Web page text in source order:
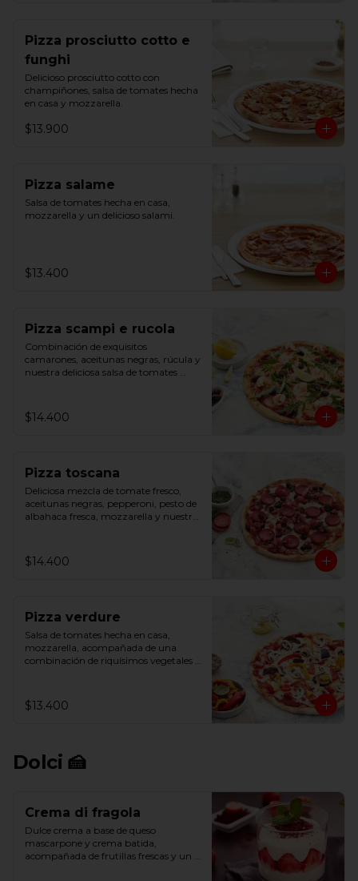
Pizza prosciutto cotto e
funghi
Delicioso prosciutto cotto con
champiñones, salsa de tomates hecha
en casa y mozzarella.
$13.900
Pizza salame
Salsa de tomates hecha en casa,
mozzarella y un delicioso salami.
$13.400
Pizza scampi e rucola
Combinación de exquisitos
camarones, aceitunas negras, rúcula y
nuestra deliciosa salsa de tomates
$14.400
Pizza toscana
Deliciosa mezcla de tomate fresco,
aceitunas negras, pepperoni, pesto de
albahaca fresca, mozzarella y nuestra
$14.400
Pizza verdure
Salsa de tomates hecha en casa,
mozzarella, acompañada de una
combinación de riquísimos vegetales
$13.400
Dolci 🍰
Crema di fragola
Dulce crema a base de queso
mascarpone y crema batida,
acompañada de frutillas frescas y un